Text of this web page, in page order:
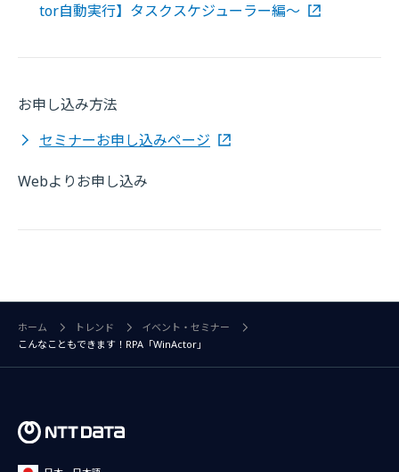
tor自動実行】タスクスケジューラー編～
お申し込み方法
セミナーお申し込みページ
Webよりお申し込み
ホーム トレンド
イベント・セミナー
こんなこともできます！RPA「WinActor」